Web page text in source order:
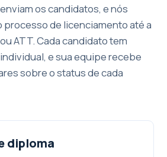
os candidatos, e nós
de licenciamento até a
ATT. Cada candidato tem
e sua equipe recebe
sobre o status de cada
diploma